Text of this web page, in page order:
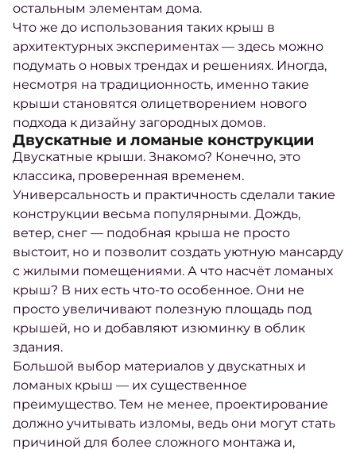
остальным элементам дома.
Что же до использования таких крыш в
архитектурных экспериментах — здесь можно
подумать о новых трендах и решениях. Иногда,
несмотря на традиционность, именно такие
крыши становятся олицетворением нового
подхода к дизайну загородных домов.
Двускатные и ломаные конструкции
Двускатные крыши. Знакомо? Конечно, это
классика, проверенная временем.
Универсальность и практичность сделали такие
конструкции весьма популярными. Дождь,
ветер, снег — подобная крыша не просто
выстоит, но и позволит создать уютную мансарду
с жилыми помещениями. А что насчёт ломаных
крыш? В них есть что-то особенное. Они не
просто увеличивают полезную площадь под
крышей, но и добавляют изюминку в облик
здания.
Большой выбор материалов у двускатных и
ломаных крыш — их существенное
преимущество. Тем не менее, проектирование
должно учитывать изломы, ведь они могут стать
причиной для более сложного монтажа и,